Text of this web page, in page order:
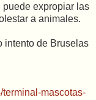
puede expropiar las
a animales.
intento de Bruselas
terminal-mascotas-